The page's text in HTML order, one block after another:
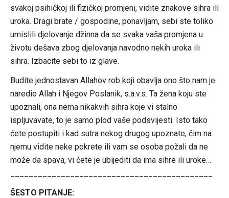
svakoj psihičkoj ili fizičkoj promjeni, vidite znakove sihra ili
uroka. Dragi brate / gospodine, ponavljam, sebi ste toliko
umislili djelovanje džinna da se svaka vaša promjena u
životu dešava zbog djelovanja navodno nekih uroka ili
sihra. Izbacite sebi to iz glave.
Budite jednostavan Allahov rob koji obavlja ono što nam je
naredio Allah i Njegov Poslanik, s.a.v.s. Ta žena koju ste
upoznali, ona nema nikakvih sihra koje vi stalno
ispljuvavate, to je samo plod vaše podsvijesti. Isto tako
ćete postupiti i kad sutra nekog drugog upoznate, čim na
njemu vidite neke pokrete ili vam se osoba požali da ne
može da spava, vi ćete je ubijediti da ima sihre ili uroke…
ŠESTO PITANJE: